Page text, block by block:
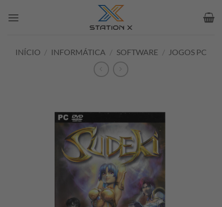
INÍCIO / INFORMÁTICA / SOFTWARE / JOGOS PC